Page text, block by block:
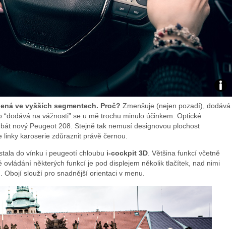
Zdroj:
Petrů
ve vyšších segmentech. Proč? Zmenšuje (nejen pozadí), dodává
na vážnosti” se u mě trochu minulo účinkem. Optické
nový Peugeot 208. Stejně tak nemusí designovou plochost
karoserie zdůraznit právě černou.
do vínku i peugeotí chloubu i-cockpit 3D . Většina funkcí včetně
některých funkcí je pod displejem několik tlačítek, nad nimi
. Obojí slouží pro snadnější orientaci v menu.